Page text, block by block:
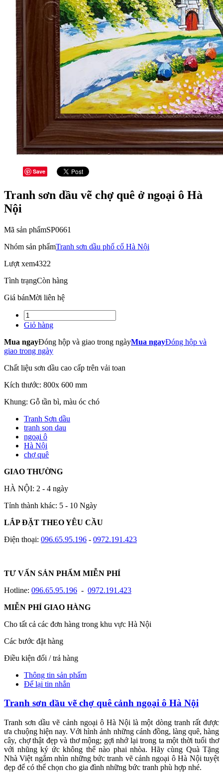
Save
Tranh sơn dầu vẽ chợ quê ở ngoại ô Hà
Nội
Mã sản phẩmSP0661
Nhóm sản phẩmTranh sơn dầu phố cổ Hà Nội
Lượt xem4322
Tình trạngCòn hàng
Giá bánMời liên hệ
Giỏ hàng
Mua ngayĐóng hộp và giao trong ngàyMua ngayĐóng hộp và
giao trong ngày
Chất liệu sơn dầu cao cấp trên vải toan
Kích thước: 800x 600 mm
Khung: Gỗ tần bì, màu óc chó
Tranh Sơn dầu
tranh son dau
ngoại ô
Hà Nội
chợ quê
GIAO THƯỜNG
HÀ NỘI: 2 - 4 ngày
Tỉnh thành khác: 5 - 10 Ngày
LẮP ĐẶT THEO YÊU CẦU
Điện thoại: 096.65.95.196 - 0972.191.423
TƯ VẤN SẢN PHẨM MIỄN PHÍ
Hotline: 096.65.95.196 - 0972.191.423
MIỄN PHÍ GIAO HÀNG
Cho tất cả các đơn hàng trong khu vực Hà Nội
Các bước đặt hàng
Điều kiện đổi / trả hàng
Thông tin sản phẩm
Để lại tin nhắn
Tranh sơn dầu vẽ chợ quê cảnh ngoại ô Hà Nội
Tranh sơn dầu vẽ cảnh ngoại ô Hà Nội là một dòng tranh rất được
ưa chuộng hiện nay. Với hình ảnh những cánh đồng, làng quê, hàng
cây, chợ thật đẹp và thơ mộng; gợi nhớ lại trong ta một thời tuổi thơ
với nhũng ký ức không thể nào phai nhòa. Hãy cùng Quà Tặng
Nhà Việt ngắm nhìn những bức tranh vẽ cảnh ngoại ô Hà Nội tuyệt
đẹp để có thể chọn cho gia đình những bức tranh phù hợp nhé.